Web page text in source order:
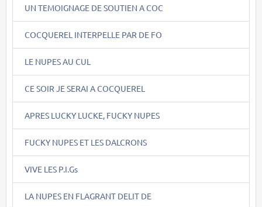
UN TEMOIGNAGE DE SOUTIEN A COC
COCQUEREL INTERPELLE PAR DE FO
LE NUPES AU CUL
CE SOIR JE SERAI A COCQUEREL
APRES LUCKY LUCKE, FUCKY NUPES
FUCKY NUPES ET LES DALCRONS
VIVE LES P.I.Gs
LA NUPES EN FLAGRANT DELIT DE